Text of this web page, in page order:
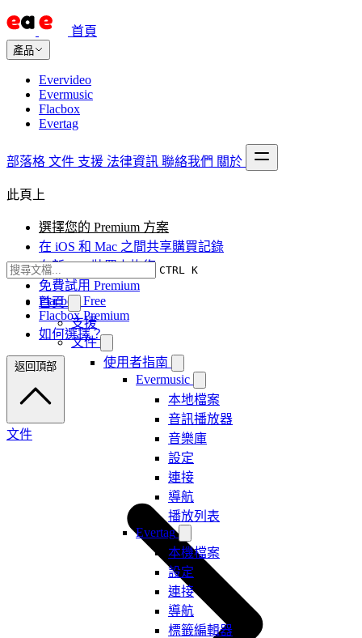
首頁
產品
Evervideo
Evermusic
Flacbox
Evertag
部落格 文件 支援 法律資訊 聯絡我們 關於
CTRL K
首頁
支援
文件
使用者指南
Evermusic
本地檔案
音訊播放器
音樂庫
設定
連接
導航
播放列表
Evertag
本機檔案
設定
連接
導航
標籤編輯器
此頁上
選擇您的 Premium 方案
在 iOS 和 Mac 之間共享購買記錄
在新 iOS 裝置上恢復
免費試用 Premium
Flacbox Free
Flacbox Premium
如何選擇？
返回頂部
文件